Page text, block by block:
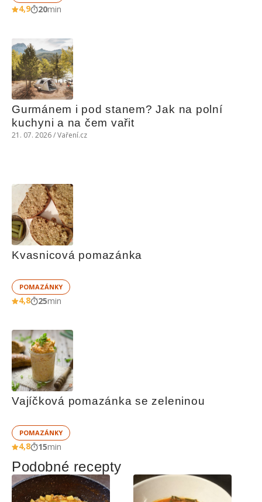
4,9 20min
Gurmánem i pod stanem? Jak na polní
kuchyni a na čem vařit
21. 07. 2026 / Vaření.cz
Kvasnicová pomazánka
POMAZÁNKY
4,8 25min
Vajíčková pomazánka se zeleninou
POMAZÁNKY
4,8 15min
Podobné recepty